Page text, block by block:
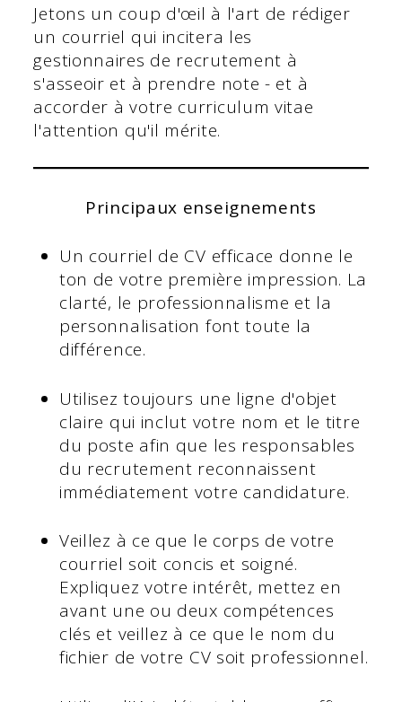
Jetons un coup d'œil à l'art de rédiger
un courriel qui incitera les
gestionnaires de recrutement à
s'asseoir et à prendre note - et à
accorder à votre curriculum vitae
l'attention qu'il mérite.
Principaux enseignements
Un courriel de CV efficace donne le
ton de votre première impression. La
clarté, le professionnalisme et la
personnalisation font toute la
différence.
Utilisez toujours une ligne d'objet
claire qui inclut votre nom et le titre
du poste afin que les responsables
du recrutement reconnaissent
immédiatement votre candidature.
Veillez à ce que le corps de votre
courriel soit concis et soigné.
Expliquez votre intérêt, mettez en
avant une ou deux compétences
clés et veillez à ce que le nom du
fichier de votre CV soit professionnel.